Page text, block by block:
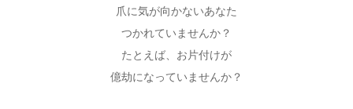
爪に気が向かないあなた
つかれていませんか？
たとえば、お片付けが
億劫になっていませんか？